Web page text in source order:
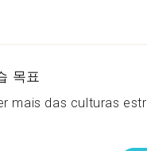
목표
mais das culturas